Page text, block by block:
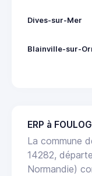
Dives-sur-Mer
Blainville-sur-
ERP à
La commune
14282,
Normandie)